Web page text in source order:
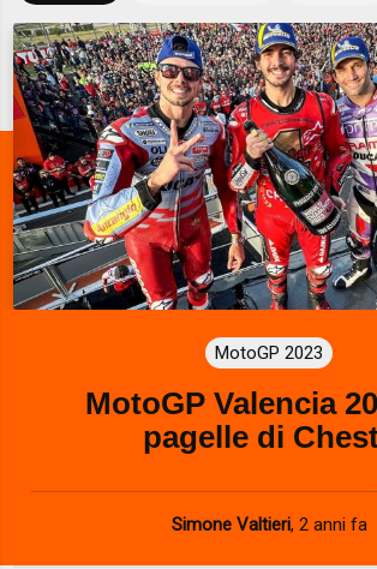
MotoGP 2023
MotoGP Valencia
pagelle di
Simone Valtieri, 2 anni fa